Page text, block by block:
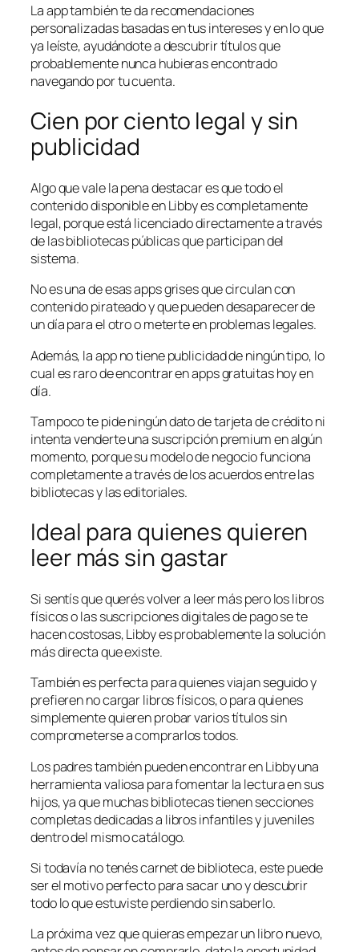
La app también te da recomendaciones
personalizadas basadas en tus intereses y en lo que
ya leíste, ayudándote a descubrir títulos que
probablemente nunca hubieras encontrado
navegando por tu cuenta.
Cien por ciento legal y sin
publicidad
Algo que vale la pena destacar es que todo el
contenido disponible en Libby es completamente
legal, porque está licenciado directamente a través
de las bibliotecas públicas que participan del
sistema.
No es una de esas apps grises que circulan con
contenido pirateado y que pueden desaparecer de
un día para el otro o meterte en problemas legales.
Además, la app no tiene publicidad de ningún tipo, lo
cual es raro de encontrar en apps gratuitas hoy en
día.
Tampoco te pide ningún dato de tarjeta de crédito ni
intenta venderte una suscripción premium en algún
momento, porque su modelo de negocio funciona
completamente a través de los acuerdos entre las
bibliotecas y las editoriales.
Ideal para quienes quieren
leer más sin gastar
Si sentís que querés volver a leer más pero los libros
físicos o las suscripciones digitales de pago se te
hacen costosas, Libby es probablemente la solución
más directa que existe.
También es perfecta para quienes viajan seguido y
prefieren no cargar libros físicos, o para quienes
simplemente quieren probar varios títulos sin
comprometerse a comprarlos todos.
Los padres también pueden encontrar en Libby una
herramienta valiosa para fomentar la lectura en sus
hijos, ya que muchas bibliotecas tienen secciones
completas dedicadas a libros infantiles y juveniles
dentro del mismo catálogo.
Si todavía no tenés carnet de biblioteca, este puede
ser el motivo perfecto para sacar uno y descubrir
todo lo que estuviste perdiendo sin saberlo.
La próxima vez que quieras empezar un libro nuevo,